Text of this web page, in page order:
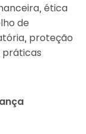
ética
de
proteção
práticas